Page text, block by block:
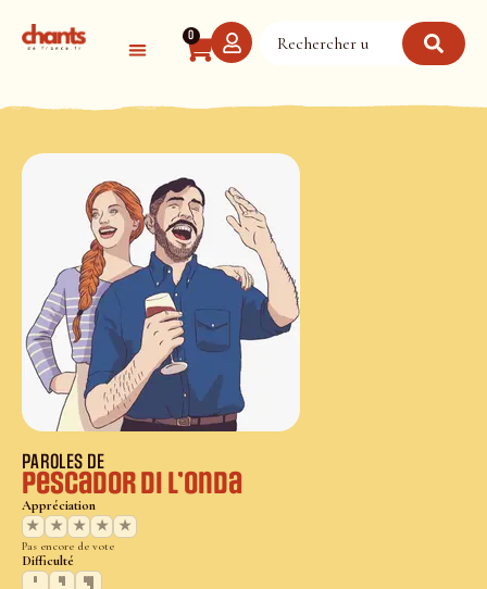
0
PAROLES DE
Pescador di l’onda
Appréciation
★
★ ★ ★ ★
Pas encore de vote
Difficulté